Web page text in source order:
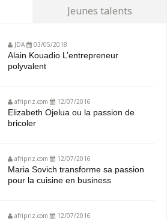
Jeunes talents
JDA 03/05/2018
Alain Kouadio L’entrepreneur
polyvalent
afripriz.com 12/07/2016
Elizabeth Ojelua ou la passion de
bricoler
afripriz.com 12/07/2016
Maria Sovich transforme sa passion
pour la cuisine en business
afripriz.com 12/07/2016